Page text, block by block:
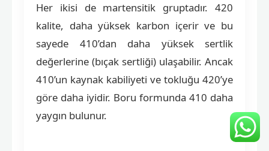
Her ikisi de martensitik gruptadır. 420
kalite, daha yüksek karbon içerir ve bu
sayede 410’dan daha yüksek sertlik
değerlerine (bıçak sertliği) ulaşabilir. Ancak
410’un kaynak kabiliyeti ve tokluğu 420’ye
göre daha iyidir. Boru formunda 410 daha
yaygın bulunur.